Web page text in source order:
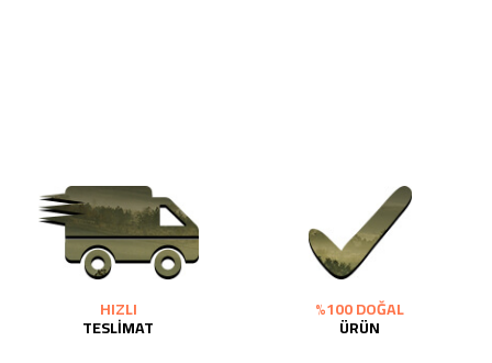
HIZLI
TESLİMAT
%100 DOĞAL
ÜRÜN